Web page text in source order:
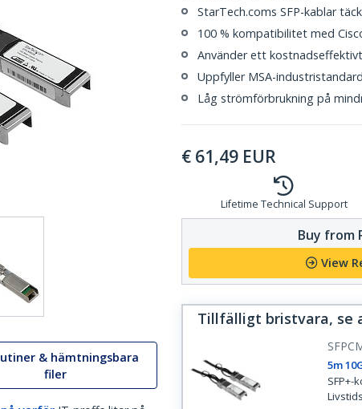
& hämtningsbara
filer
StarTech.coms SFP-kablar
100 % kompatibilitet med
Använder ett
Uppfyller MSA-
Låg strömförbrukning på
€ 61,49 EUR
Lifetime Technical Support
Buy from
View
Tillfälligt bristvara, se
5m
SFP+-